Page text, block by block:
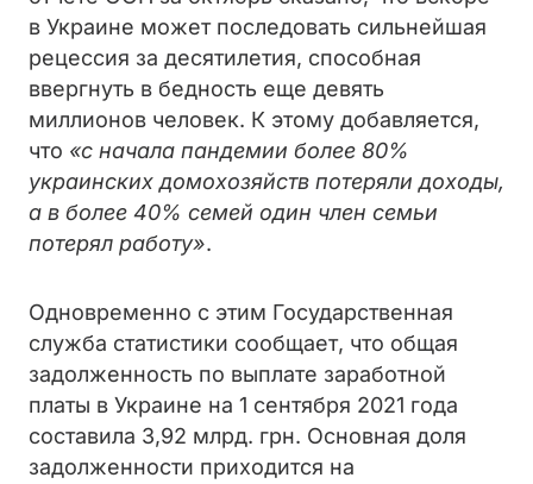
в Украине может последовать сильнейшая
рецессия за десятилетия, способная
ввергнуть в бедность еще девять
миллионов человек. К этому добавляется,
что «с начала пандемии более 80%
украинских домохозяйств потеряли доходы,
а в более 40% семей один член семьи
потерял работу».
Одновременно с этим Государственная
служба статистики сообщает, что общая
задолженность по выплате заработной
платы в Украине на 1 сентября 2021 года
составила 3,92 млрд. грн. Основная доля
задолженности приходится на